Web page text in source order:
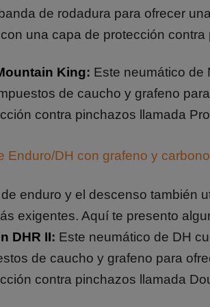
de rodadura para ofrecer
una capa de protección
King: Este neumático de
de caucho y grafeno
contra pinchazos llamada
Enduro/DH con grafeno y carbono
enduro y el descenso también
exigentes. Aquí te presento
DHR II: Este neumático de DH
de caucho y grafeno para
contra pinchazos llamada